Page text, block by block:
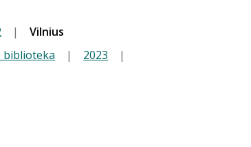
|
Vilnius
biblioteka | 2023
|